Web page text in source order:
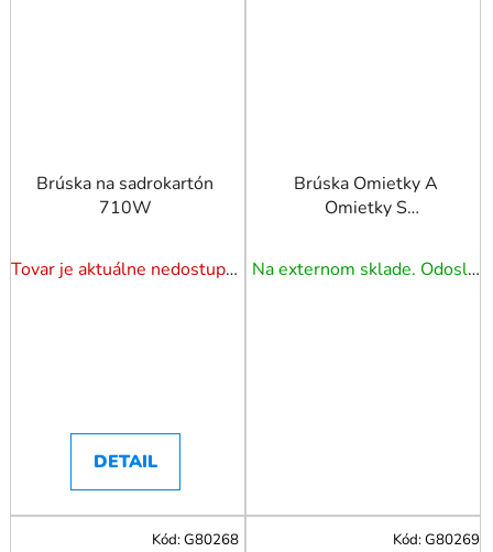
Brúska na sadrokartón
710W
Tovar je aktuálne nedostupný. Dotazuj dostupnosť.
DETAIL
Brúska Omietky A
Omietky S
Systémom Odsávania
Prachu 225 Mm
Na externom sklade. Odoslanie 5 - 7 prac. dní.
Kód:G80268 Kód:G80269